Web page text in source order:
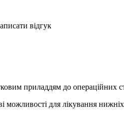
відгук
приладдям до
можливості для лікування